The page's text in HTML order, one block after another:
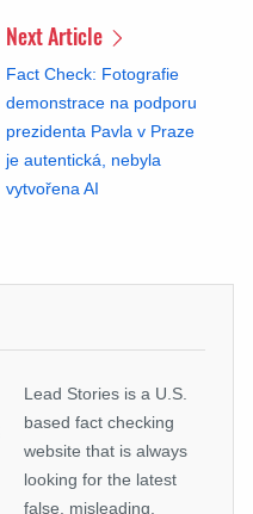
Next Article
Fact Check: Fotografie
demonstrace na podporu
prezidenta Pavla v Praze
je autentická, nebyla
vytvořena AI
Lead Stories is a U.S.
based fact checking
website that is always
looking for the latest
false, misleading,